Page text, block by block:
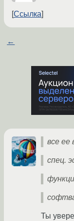
Ссылка
←
все ее
спец.
Ты